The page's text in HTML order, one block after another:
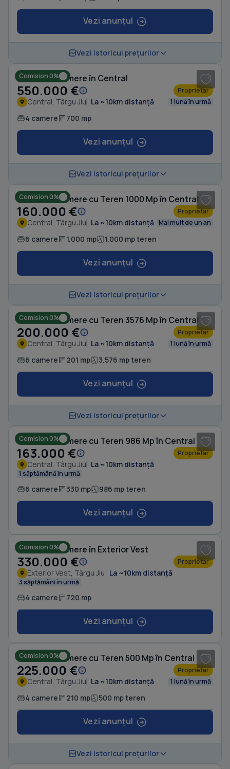
Vezi anunțul
Vezi istoricul prețurilor
Comision 0%
Casă cu 4 camere în Central
550.000 € Proprietar
Central, Târgu Jiu La ~10km distanță 1 lună în urmă
4 camere 700 mp
Vezi anunțul
Vezi istoricul prețurilor
Comision 0%
Casă cu 6 camere cu Teren 1000 Mp în Central
160.000 € Proprietar
Central, Târgu Jiu La ~10km distanță Mai mult de un an
6 camere 1.000 mp 1.000 mp teren
Vezi anunțul
Vezi istoricul prețurilor
Comision 0%
Casă cu 6 camere cu Teren 3576 Mp în Central
200.000 € Proprietar
Central, Târgu Jiu La ~10km distanță 1 lună în urmă
6 camere 201 mp 3.576 mp teren
Vezi anunțul
Vezi istoricul prețurilor
Comision 0%
Casă cu 6 camere cu Teren 986 Mp în Central
163.000 € Proprietar
Central, Târgu Jiu La ~10km distanță
1 săptămână în urmă
6 camere 330 mp 986 mp teren
Vezi anunțul
Comision 0%
Casă cu 4 camere în Exterior Vest
330.000 € Proprietar
Exterior Vest, Târgu Jiu La ~10km distanță
3 săptămâni în urmă
4 camere 720 mp
Vezi anunțul
Comision 0%
Casă cu 4 camere cu Teren 500 Mp în Central
225.000 € Proprietar
Central, Târgu Jiu La ~10km distanță 1 lună în urmă
4 camere 210 mp 500 mp teren
Vezi anunțul
Vezi istoricul prețurilor